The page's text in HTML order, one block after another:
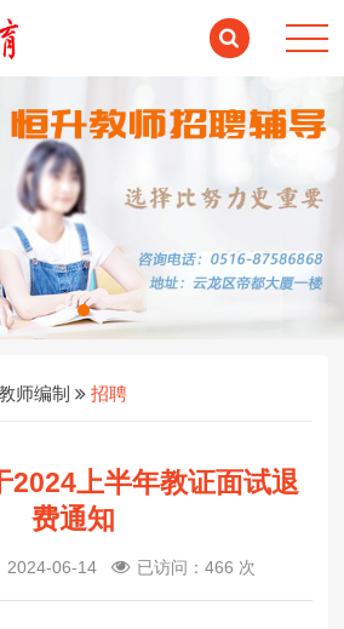
师编制 招聘
2024上半年教证面试退
费通知
2024-06-14 已访问：466 次